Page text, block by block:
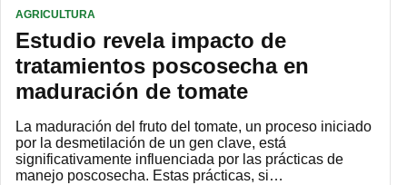
AGRICULTURA
Estudio revela impacto de
tratamientos poscosecha en
maduración de tomate
La maduración del fruto del tomate, un proceso iniciado
por la desmetilación de un gen clave, está
significativamente influenciada por las prácticas de
manejo poscosecha. Estas prácticas, si…